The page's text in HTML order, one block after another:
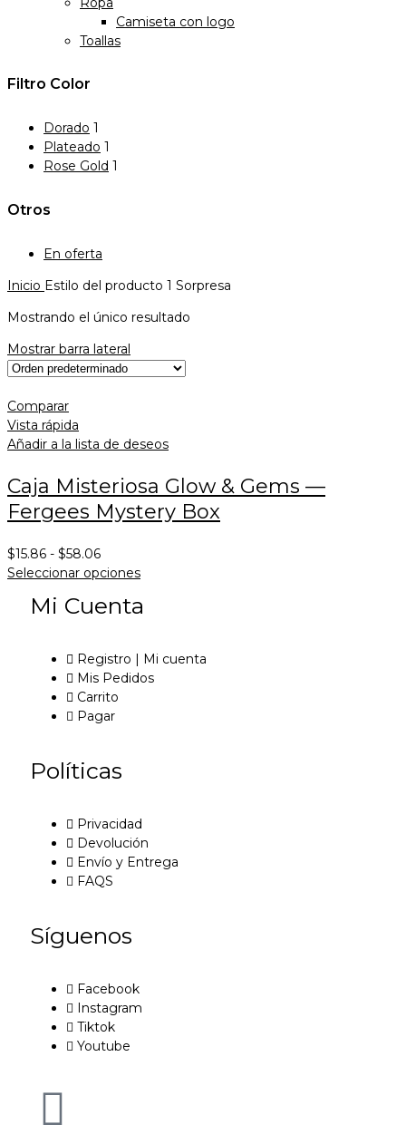
Camiseta con logo
Toallas
Filtro Color
Dorado 1
Plateado 1
Rose Gold 1
Otros
En oferta
Inicio Estilo del producto 1 Sorpresa
Mostrando el único resultado
Mostrar barra lateral
Comparar
Vista rápida
Añadir a la lista de deseos
Caja Misteriosa Glow & Gems —
Fergees Mystery Box
$15.86 - $58.06
Seleccionar opciones
Mi Cuenta
Registro | Mi cuenta
Mis Pedidos
Carrito
Pagar
Políticas
Privacidad
Devolución
Envío y Entrega
FAQS
Síguenos
Facebook
Instagram
Tiktok
Youtube